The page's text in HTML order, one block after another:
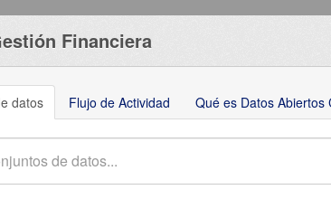
Financiera
datos Flujo de Actividad Qué es Datos Abiertos